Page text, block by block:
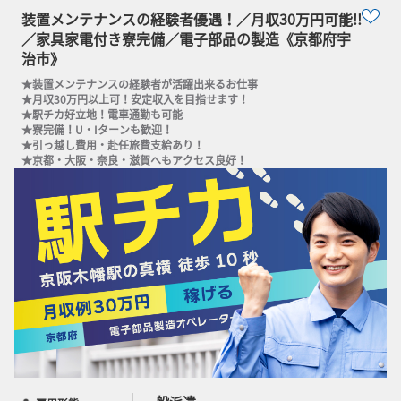
装置メンテナンスの経験者優遇！／月収30万円可能!!
／家具家電付き寮完備／電子部品の製造《京都府宇
治市》
★装置メンテナンスの経験者が活躍出来るお仕事
★月収30万円以上可！安定収入を目指せます！
★駅チカ好立地！電車通勤も可能
★寮完備！U・Iターンも歓迎！
★引っ越し費用・赴任旅費支給あり！
★京都・大阪・奈良・滋賀へもアクセス良好！